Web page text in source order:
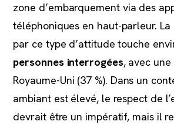
zone d’embarquement via des
téléphoniques en haut-parleur. La
par ce type d’attitude touche
personnes interrogées, avec
Royaume-Uni (37 %). Dans un
ambiant est élevé, le respect de
devrait être un impératif, mais il